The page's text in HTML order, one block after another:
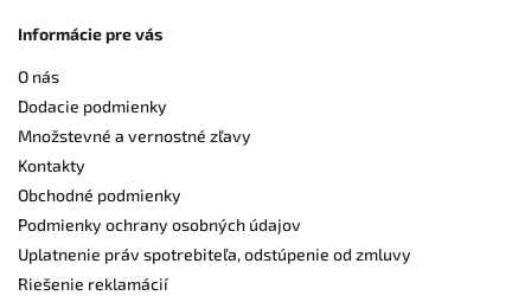
Informácie pre vás
O nás
Dodacie podmienky
Množstevné a vernostné zľavy
Kontakty
Obchodné podmienky
Podmienky ochrany osobných údajov
Uplatnenie práv spotrebiteľa, odstúpenie od zmluvy
Riešenie reklamácií